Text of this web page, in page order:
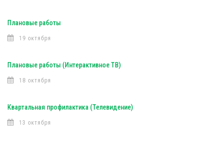
Плановые работы
19 октября
Плановые работы (Интерактивное ТВ)
18 октября
Квартальная профилактика (Телевидение)
13 октября